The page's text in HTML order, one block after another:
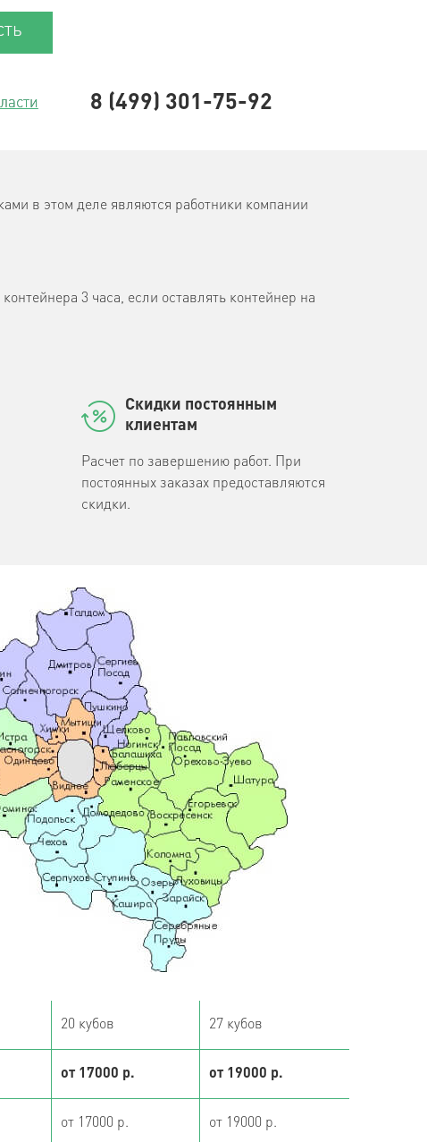
8 (499) 301-75-92
в этом деле являются работники компании
3 часа, если оставлять контейнер на
Скидки постоянным
клиентам
Расчет по завершению работ. При
постоянных заказах предоставляются
скидки.
20 кубов 27 кубов
от 17000 р. от 19000 р.
от 17000 р. от 19000 р.